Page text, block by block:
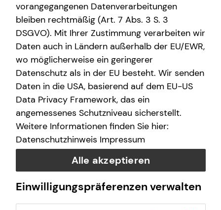
Bereitschaft zur langfristigen Investition verfügst. Zudem
solltest du dir über den notwendigen Aufwand für die
Pflege und Verwaltung der Immobilie im Klaren sein.
Deine Checkliste
Mit folgenden Themen solltest du dich im Vorfeld
auseinandersetzen:
vorangegangenen Datenverarbeitungen
bleiben rechtmäßig (Art. 7 Abs. 3 S. 3
DSGVO). Mit Ihrer Zustimmung verarbeiten wir
Daten auch in Ländern außerhalb der EU/EWR,
wo möglicherweise ein geringerer
Datenschutz als in der EU besteht. Wir senden
Daten in die USA, basierend auf dem EU-US
Data Privacy Framework, das ein
angemessenes Schutzniveau sicherstellt.
Weitere Informationen finden Sie hier:
Datenschutzhinweis Impressum
Alle akzeptieren
Einwilligungspräferenzen verwalten